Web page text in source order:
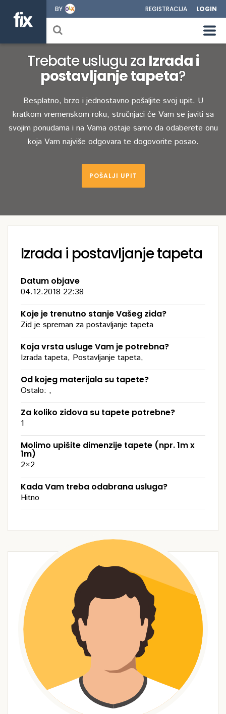
BY REGISTRACIJA LOGIN
Trebate uslugu za Izrada i
postavljanje tapeta?
Besplatno, brzo i jednostavno pošaljite svoj upit. U
kratkom vremenskom roku, stručnjaci će Vam se javiti sa
svojim ponudama i na Vama ostaje samo da odaberete onu
koja Vam najviše odgovara te dogovorite posao.
POŠALJI UPIT
Izrada i postavljanje tapeta
Datum objave
04.12.2018 22:38
Koje je trenutno stanje Vašeg zida?
Zid je spreman za postavljanje tapeta
Koja vrsta usluge Vam je potrebna?
Izrada tapeta, Postavljanje tapeta,
Od kojeg materijala su tapete?
Ostalo: ,
Za koliko zidova su tapete potrebne?
1
Molimo upišite dimenzije tapete (npr. 1m x
1m)
2×2
Kada Vam treba odabrana usluga?
Hitno